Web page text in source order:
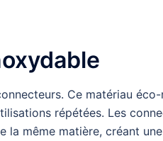
Ce matériau
répétées. Les
même matière, créant